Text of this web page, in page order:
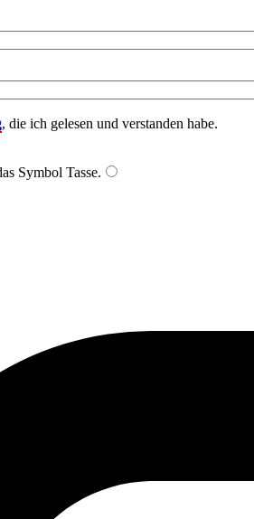
, die ich gelesen und verstanden habe.
Symbol Tasse.